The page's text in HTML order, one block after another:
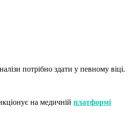
потрібно здати у певному віці.
на медичній платформі